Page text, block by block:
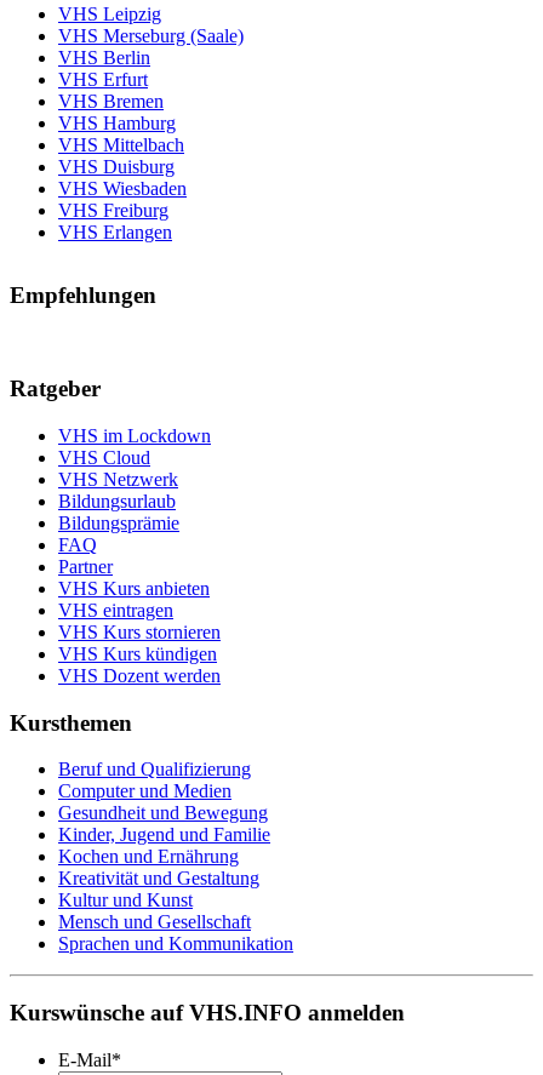
VHS Leipzig
VHS Merseburg (Saale)
VHS Berlin
VHS Erfurt
VHS Bremen
VHS Hamburg
VHS Mittelbach
VHS Duisburg
VHS Wiesbaden
VHS Freiburg
VHS Erlangen
Empfehlungen
Ratgeber
VHS im Lockdown
VHS Cloud
VHS Netzwerk
Bildungsurlaub
Bildungsprämie
FAQ
Partner
VHS Kurs anbieten
VHS eintragen
VHS Kurs stornieren
VHS Kurs kündigen
VHS Dozent werden
Kursthemen
Beruf und Qualifizierung
Computer und Medien
Gesundheit und Bewegung
Kinder, Jugend und Familie
Kochen und Ernährung
Kreativität und Gestaltung
Kultur und Kunst
Mensch und Gesellschaft
Sprachen und Kommunikation
Kurswünsche auf VHS.INFO anmelden
E-Mail*